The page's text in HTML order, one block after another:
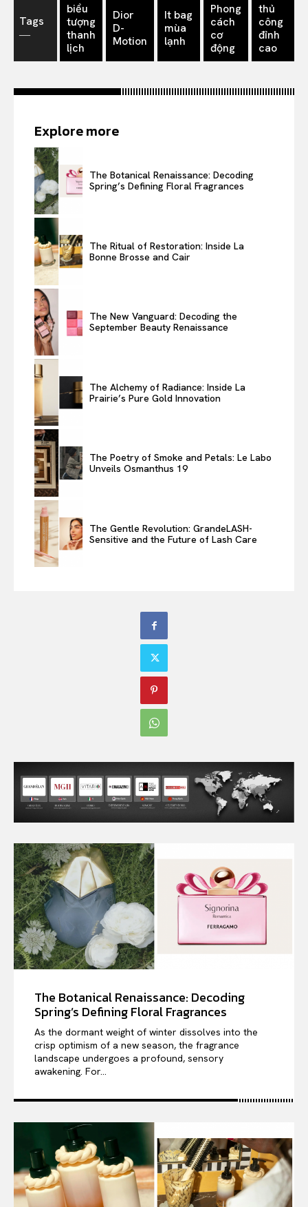
Tags
―
biểu
tượng
thanh
lịch
Dior
D-
Motion
It bag
mùa
lạnh
Phong
cách
cơ
động
thủ
công
đỉnh
cao
Explore more
The Botanical Renaissance: Decoding
Spring’s Defining Floral Fragrances
The Ritual of Restoration: Inside La
Bonne Brosse and Cair
The New Vanguard: Decoding the
September Beauty Renaissance
The Alchemy of Radiance: Inside La
Prairie’s Pure Gold Innovation
The Poetry of Smoke and Petals: Le Labo
Unveils Osmanthus 19
The Gentle Revolution: GrandeLASH-
Sensitive and the Future of Lash Care
The Botanical Renaissance: Decoding
Spring’s Defining Floral Fragrances
As the dormant weight of winter dissolves into the
crisp optimism of a new season, the fragrance
landscape undergoes a profound, sensory
awakening. For...